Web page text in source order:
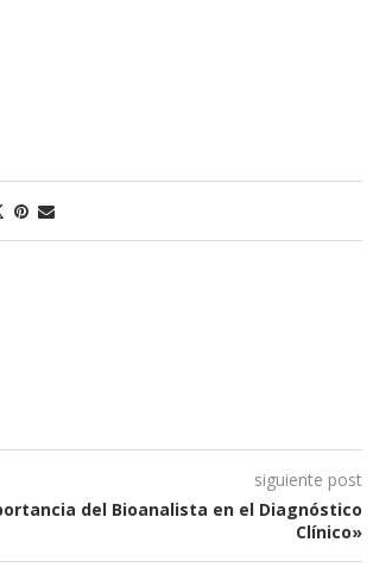
siguiente post
del Bioanalista en el Diagnóstico
Clínico»